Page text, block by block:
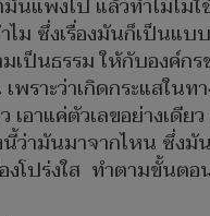
นแพงไป แล้วทำไมไม่
ไม ซึ่งเรื่องมันก็เป็นแ
มเป็นธรรม ให้กับองค์ก
พราะว่าเกิดกระแสใน
เอาแค่ตัวเลขอย่างเดีย
นี้ว่ามันมาจากไหน ซึ่ง
งโปร่งใส ทำตามขั้นตอ